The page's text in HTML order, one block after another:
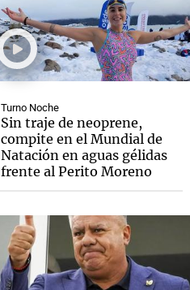
Turno Noche
Sin traje de neoprene,
compite en el Mundial de
Natación en aguas gélidas
frente al Perito Moreno